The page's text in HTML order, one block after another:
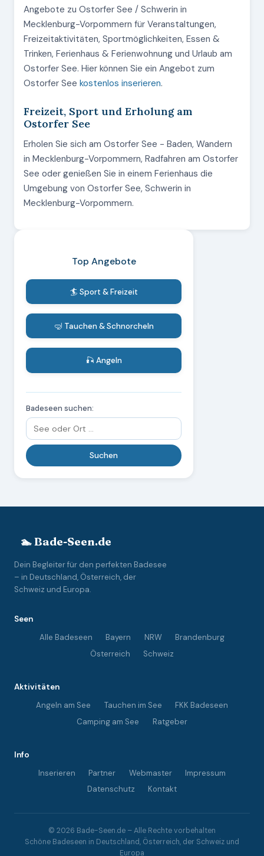
Angebote zu Ostorfer See / Schwerin in
Mecklenburg-Vorpommern für Veranstaltungen,
Freizeitaktivitäten, Sportmöglichkeiten, Essen &
Trinken, Ferienhaus & Ferienwohnung und Urlaub am
Ostorfer See. Hier können Sie ein Angebot zum
Ostorfer See kostenlos inserieren.
Freizeit, Sport und Erholung am
Ostorfer See
Erholen Sie sich am Ostorfer See - Baden, Wandern
in Mecklenburg-Vorpommern, Radfahren am Ostorfer
See oder genießen Sie in einem Ferienhaus die
Umgebung von Ostorfer See, Schwerin in
Mecklenburg-Vorpommern.
Top Angebote
🏄 Sport & Freizeit
🤿 Tauchen & Schnorcheln
🎣 Angeln
Badeseen suchen:
🏊 Bade-Seen.de
Dein Begleiter für den perfekten Badesee
– in Deutschland, Österreich, der
Schweiz und Europa.
Seen
Alle Badeseen
Bayern NRW
Brandenburg
Österreich
Schweiz
Aktivitäten
Angeln am See
Tauchen im See
FKK Badeseen
Camping am See
Ratgeber
Info
Inserieren
Partner Webmaster
Impressum
Datenschutz
Kontakt
© 2026 Bade-Seen.de – Alle Rechte vorbehalten
Schöne Badeseen in Deutschland, Österreich, der Schweiz und
Europa